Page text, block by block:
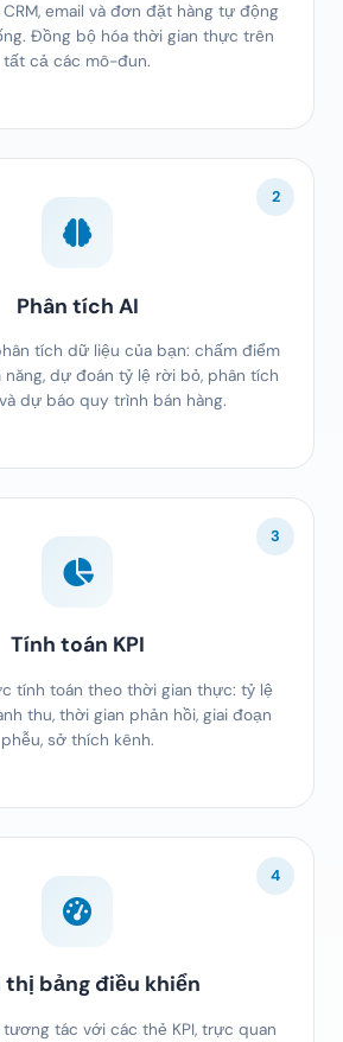
email và đơn đặt hàng tự động
Đồng bộ hóa thời gian thực trên
tất cả các mô-đun.
2
Phân tích AI
tích dữ liệu của bạn: chấm điểm
năng, dự đoán tỷ lệ rời bỏ, phân tích
dự báo quy trình bán hàng.
3
Tính toán KPI
tính toán theo thời gian thực: tỷ lệ
thu, thời gian phản hồi, giai đoạn
phễu, sở thích kênh.
4
thị bảng điều khiển
tác với các thẻ KPI, trực quan